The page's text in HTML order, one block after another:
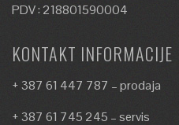
PDV : 218801590004
KONTAKT INFORMACIJE
+ 387 61 447 787 – prodaja
+ 387 61 745 245 – servis